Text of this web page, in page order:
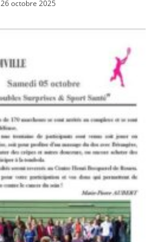
26 octobre 2025